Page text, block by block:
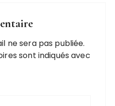
ne sera pas publiée.
sont indiqués avec